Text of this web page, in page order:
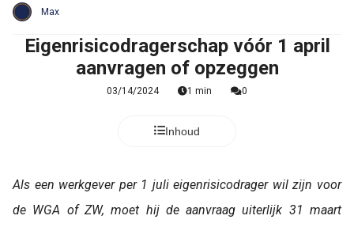
Max
Eigenrisicodragerschap vóór 1 april
aanvragen of opzeggen
03/14/2024 1 min 0
Inhoud
Als een werkgever per 1 juli eigenrisicodrager wil zijn voor
de WGA of ZW, moet hij de aanvraag uiterlijk 31 maart